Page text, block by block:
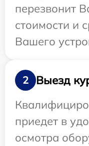
перезвонит
стоимости и
Вашего
2
Выезд
приедет в
осмотра